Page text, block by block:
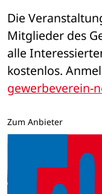
Die
Mitglieder des
alle
gewerbeverein-
Zum Anbieter